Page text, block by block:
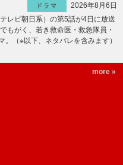
ドラマ
2026年8月6日
レビ朝日系）の第5話が4日に放送
がく、若き救命医・救急隊員・
（※以下、ネタバレを含みます）
more »